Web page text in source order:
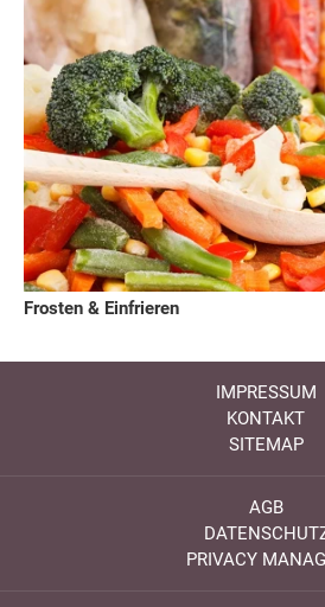
Frosten & Einfrieren
IMPRESSUM
KONTAKT
SITEMAP
AGB
PRIVACY